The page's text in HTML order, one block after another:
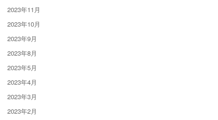
2023年11月
2023年10月
2023年9月
2023年8月
2023年5月
2023年4月
2023年3月
2023年2月